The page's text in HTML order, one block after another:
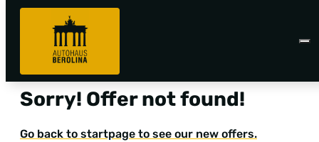
Sorry! Offer not found!
Go back to startpage to see our new offers.